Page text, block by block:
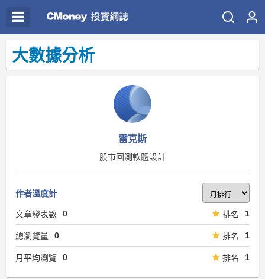
大數據分析
雷克斯
股市回測軟體設計
作者溫度計
文章發表數 0 排名 1
總瀏覽量 0 排名 1
月平均瀏覽 0 排名 1